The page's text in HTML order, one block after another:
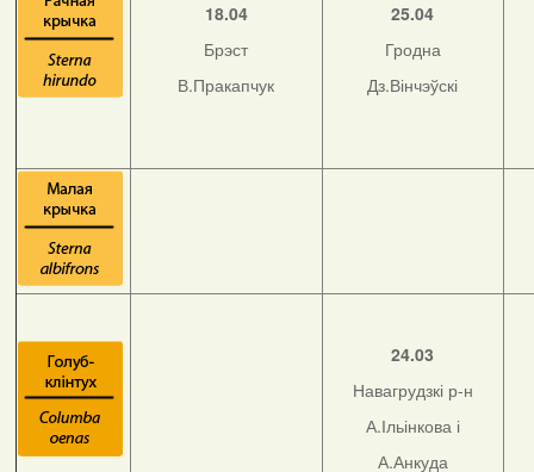
18.04
Брэст
В.Пракапчук
25.04
Гродна
Дз.Вінчэўскі
24.03
Навагрудзкі р-н
А.Ільінкова і
А.Анкуда